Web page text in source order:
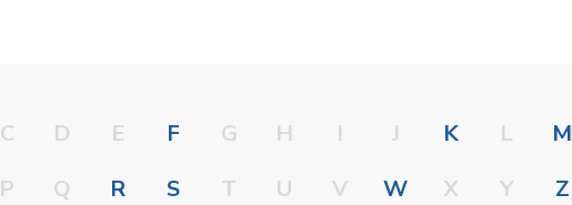
C D E F G H I J K L
M
P Q R S T U V W X Y
Z